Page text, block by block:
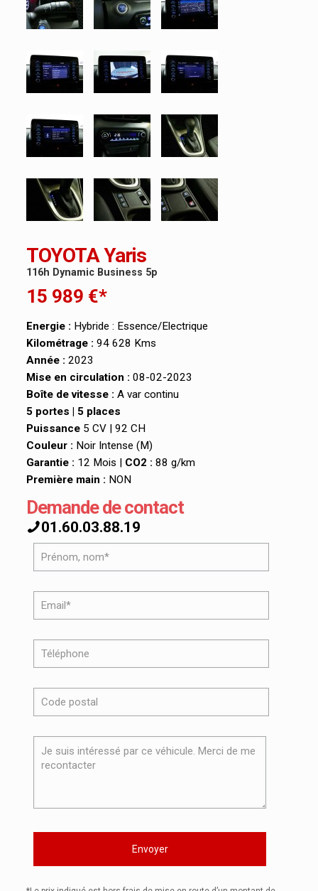
TOYOTA Yaris
116h Dynamic Business 5p
15 989 €*
Energie : Hybride : Essence/Electrique
Kilométrage : 94 628 Kms
Année : 2023
Mise en circulation : 08-02-2023
Boîte de vitesse : A var continu
5 portes | 5 places
Puissance 5 CV | 92 CH
Couleur : Noir Intense (M)
Garantie : 12 Mois | CO2 : 88 g/km
Première main : NON
Demande de contact
01.60.03.88.19